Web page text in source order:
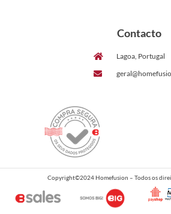
Contacto
Lagoa, Portugal
Copyright©2024 Homefusion – Todos os